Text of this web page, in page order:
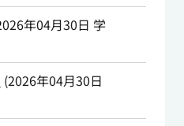
年04月30日 学
(2026年04月30日